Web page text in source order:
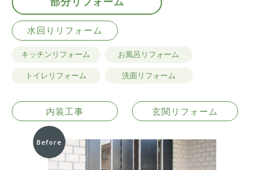
水回りリフォーム
キッチンリフォーム お風呂リフォーム
トイレリフォーム 洗面リフォーム
内装工事 玄関リフォーム
Before